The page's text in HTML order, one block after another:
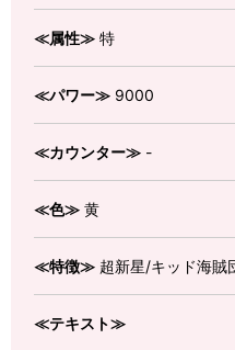
≪属性≫ 特
≪パワー≫ 9000
≪カウンター≫ -
≪色≫ 黄
≪特徴≫ 超新星/キッド海賊
≪テキスト≫